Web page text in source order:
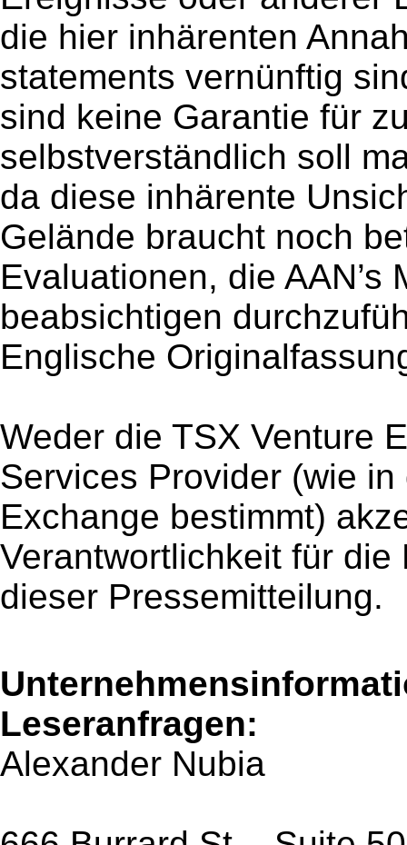
die hier inhärenten
statements vernünftig
sind keine Garantie für
selbstverständlich soll
da diese inhärente
Gelände braucht noch
Evaluationen, die
beabsichtigen
Englische
Weder die TSX Venture
Services Provider (wie
Exchange bestimmt)
Verantwortlichkeit für
dieser Pressemitteilung.
Leseranfragen:
Alexander Nubia